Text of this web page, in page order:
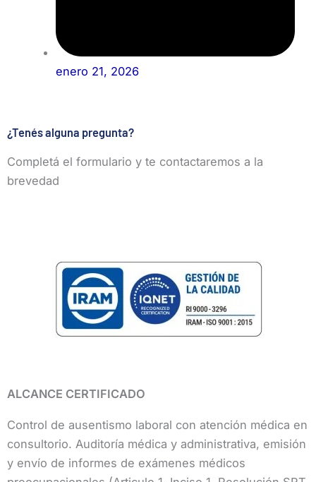
enero 21, 2026
¿Tenés alguna pregunta?
Completá el formulario y te contactaremos a la
brevedad
ALCANCE CERTIFICADO
Control de ausentismo laboral con atención médica en
consultorio. Auditoría médica y administrativa, emisión
y envío de informes de exámenes médicos